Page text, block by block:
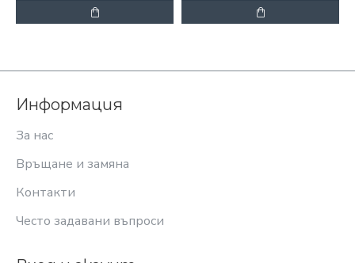
Информация
За нас
Връщане и замяна
Контакти
Често задавани въпроси